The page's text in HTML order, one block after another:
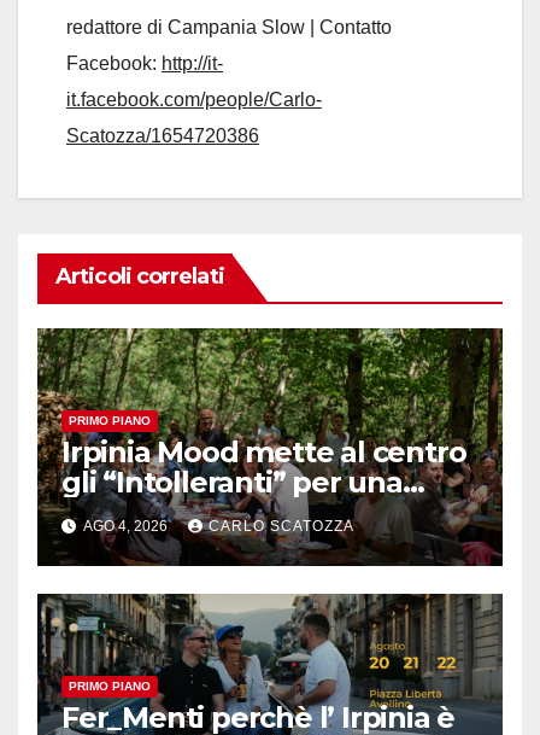
redattore di Campania Slow | Contatto
Facebook: http://it-
it.facebook.com/people/Carlo-
Scatozza/1654720386
Articoli correlati
PRIMO PIANO
Irpinia Mood mette al centro
gli “Intolleranti” per una
rivoluzione sostenibile del
cibo
AGO 4, 2026 CARLO SCATOZZA
PRIMO PIANO
Fer_Menti perchè l’ Irpinia è